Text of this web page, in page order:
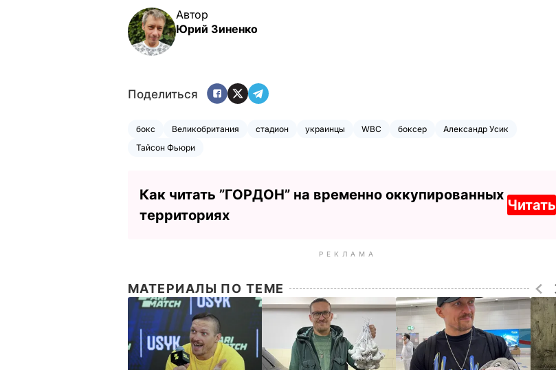
Автор
Юрий Зиненко
Поделиться
бокс Великобритания стадион украинцы WBC боксер
Александр Усик
Тайсон Фьюри
Как читать ”ГОРДОН” на временно оккупированных
территориях
Читать
РЕКЛАМА
МАТЕРИАЛЫ ПО ТЕМЕ